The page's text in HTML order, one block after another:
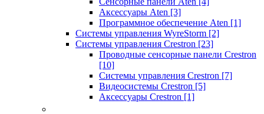
Аксессуары Aten [3]
Программное обеспечение Aten [1]
Системы управления WyreStorm [2]
Системы управления Crestron [23]
Проводные сенсорные панели Crestron
[10]
Системы управления Crestron [7]
Видеосистемы Crestron [5]
Аксессуары Crestron [1]